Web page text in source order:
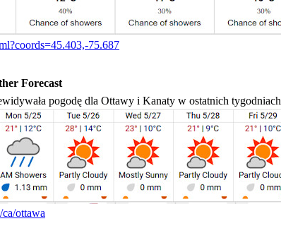
75.687
Forecast
pogodę dla Ottawy i Kanaty w ostatnich tygodniach
ottawa